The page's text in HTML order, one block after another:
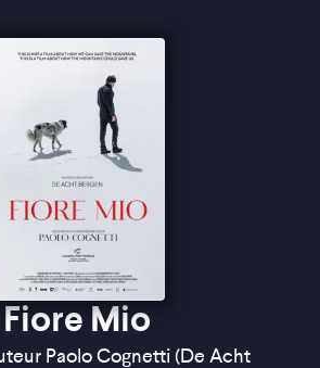
Fiore Mio
Paolo Cognetti (De Acht